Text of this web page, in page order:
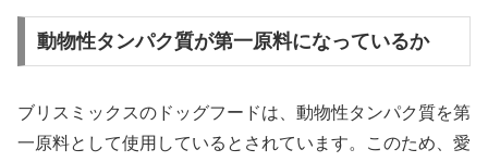
動物性タンパク質が第一原料になっているか
ブリスミックスのドッグフードは、動物性タンパク質を第
一原料として使用しているとされています。このため、愛